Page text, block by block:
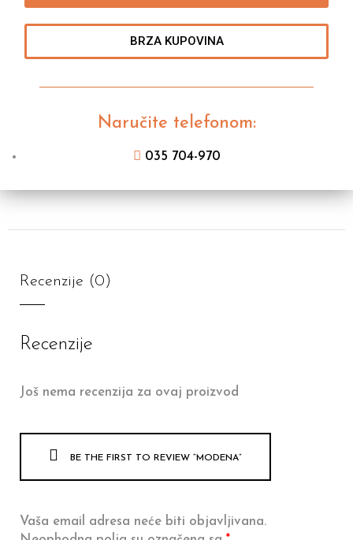
BRZA KUPOVINA
Naručite telefonom:
035 704-970
Recenzije (0)
Recenzije
Još nema recenzija za ovaj proizvod
BE THE FIRST TO REVIEW “MODENA”
Vaša email adresa neće biti objavljivana.